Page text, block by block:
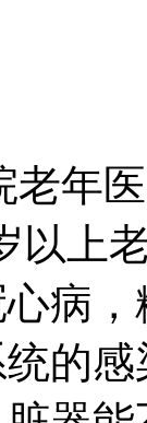
老年
以上
病
的